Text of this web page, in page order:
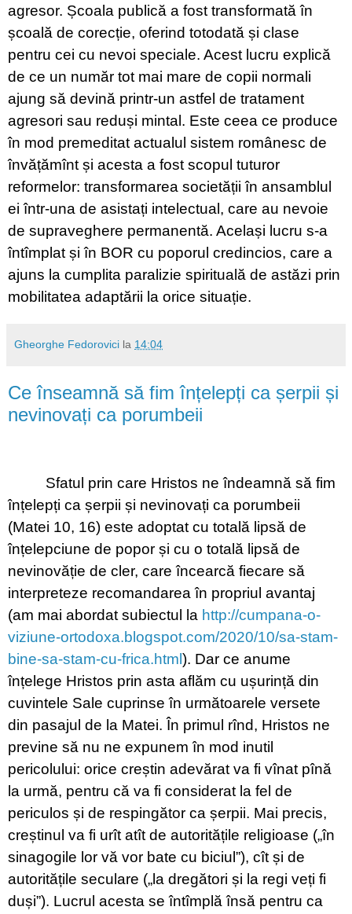
agresor. Școala publică a fost transformată în
școală de corecție, oferind totodată și clase
pentru cei cu nevoi speciale. Acest lucru explică
de ce un număr tot mai mare de copii normali
ajung să devină printr-un astfel de tratament
agresori sau reduși mintal. Este ceea ce produce
în mod premeditat actualul sistem românesc de
învățămînt și acesta a fost scopul tuturor
reformelor: transformarea societății în ansamblul
ei într-una de asistați intelectual, care au nevoie
de supraveghere permanentă. Același lucru s-a
întîmplat și în BOR cu poporul credincios, care a
ajuns la cumplita paralizie spirituală de astăzi prin
mobilitatea adaptării la orice situație.
Gheorghe Fedorovici la 14:04
Ce înseamnă să fim înțelepți ca șerpii și
nevinovați ca porumbeii
Sfatul prin care Hristos ne îndeamnă să fim
înțelepți ca șerpii și nevinovați ca porumbeii
(Matei 10, 16) este adoptat cu totală lipsă de
înțelepciune de popor și cu o totală lipsă de
nevinovăție de cler, care încearcă fiecare să
interpreteze recomandarea în propriul avantaj
(am mai abordat subiectul la http://cumpana-o-
viziune-ortodoxa.blogspot.com/2020/10/sa-stam-
bine-sa-stam-cu-frica.html ). Dar ce anume
înțelege Hristos prin asta aflăm cu ușurință din
cuvintele Sale cuprinse în următoarele versete
din pasajul de la Matei. În primul rînd, Hristos ne
previne să nu ne expunem în mod inutil
pericolului: orice creștin adevărat va fi vînat pînă
la urmă, pentru că va fi considerat la fel de
periculos și de respingător ca șerpii. Mai precis,
creștinul va fi urît atît de autoritățile religioase („în
sinagogile lor vă vor bate cu biciul”), cît și de
autoritățile seculare („la dregători și la regi veți fi
duși”). Lucrul acesta se întîmplă însă pentru ca